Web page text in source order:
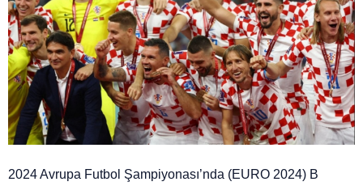
2024 Avrupa Futbol Şampiyonası’nda (EURO 2024) B